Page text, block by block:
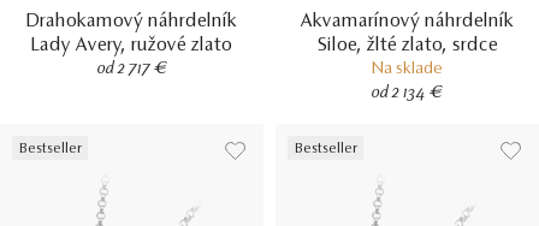
Drahokamový náhrdelník
Lady Avery, ružové zlato
od 2 717 €
Akvamarínový náhrdelník
Siloe, žlté zlato, srdce
Na sklade
od 2 134 €
Bestseller Bestseller